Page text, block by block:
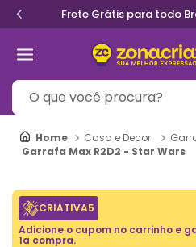
Frete Grátis para todo
O que você procura?
Casa e Decor
Garrafa Max R2D2 - Star Wars
CRIATIVA5
Adicione o cupom no carrinho e
1a compra.